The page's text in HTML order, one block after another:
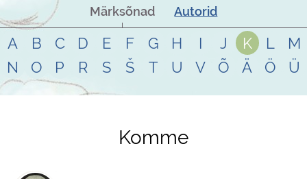
Märksõnad Autorid
A B C D E F G H I J K L
M
N
O P R S Š T U V Õ Ä Ö Ü
Tsitaadid teemal komme
Komme